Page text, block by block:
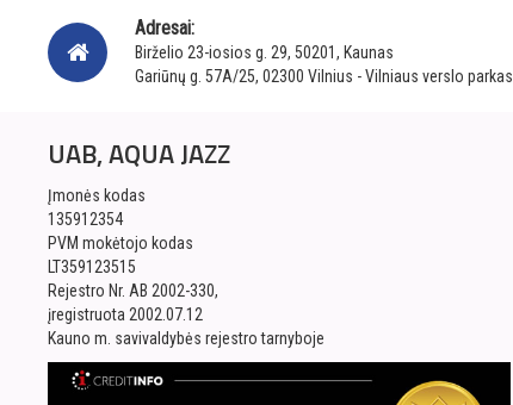
Adresai:
Birželio 23-iosios g. 29, 50201, Kaunas
Gariūnų g. 57A/25, 02300 Vilnius - Vilniaus verslo parkas
UAB, AQUA JAZZ
Įmonės kodas
135912354
PVM mokėtojo kodas
LT359123515
Rejestro Nr. AB 2002-330,
įregistruota 2002.07.12
Kauno m. savivaldybės rejestro tarnyboje